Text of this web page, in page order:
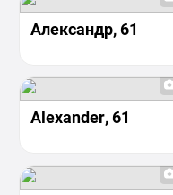
Александр, 61
Alexander, 61